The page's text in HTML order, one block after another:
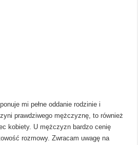
mi pełne oddanie rodzinie i
prawdziwego mężczyznę, to również
kobiety. U mężczyzn bardzo cenię
rozmowy. Zwracam uwagę na